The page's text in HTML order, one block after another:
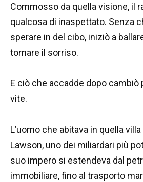
Commosso da quella visione, il
qualcosa di inaspettato. Senza
sperare in del cibo, iniziò a
tornare il sorriso.
E ciò che accadde dopo cambiò
vite.
L’uomo che abitava in quella
Lawson, uno dei miliardari più
suo impero si estendeva dal
immobiliare, fino al trasporto